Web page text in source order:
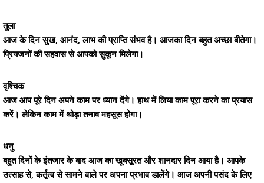
तुला
आज के दिन सुख, आनंद, लाभ की प्राप्ति संभव है। आजका दिन बहुत अच्छा बीतेगा।
प्रियजनों की सहवास से आपको सुकून मिलेगा।
वृश्चिक
आज आप पूरे दिन अपने काम पर ध्यान देंगे। हाथ में लिया काम पूरा करने का प्रयास
करें। लेकिन काम में थोड़ा तनाव महसूस होगा।
धनु
बहुत दिनों के इंतजार के बाद आज का खूबसूरत और शानदार दिन आया है। आपके
उत्साह से, कर्तृत्व से सामने वाले पर अपना प्रभाव डालेंगे। आज अपनी पसंद के लिए